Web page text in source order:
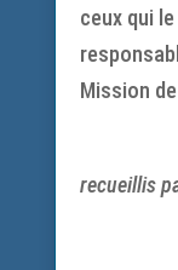
ceux qui
Mission de
recueillis